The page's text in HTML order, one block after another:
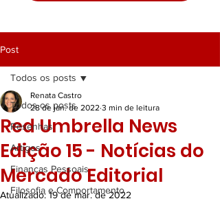
Post
Todos os posts
Resenhas
Artigos
Finanças Pessoais
Filosofia e Comportamento
Todos os posts
Red Umbrella News
Edição 15 - Notícias do
Mercado Editorial
Renata Castro
28 de jan. de 2022 3 min de leitura
Atualizado:19 de mar. de 2022